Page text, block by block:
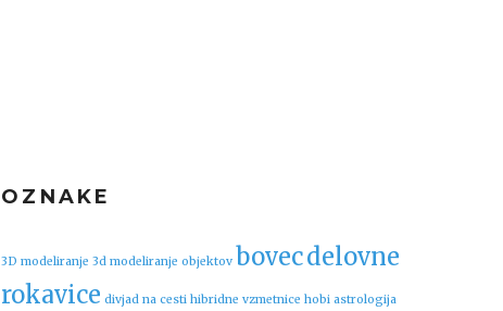
OZNAKE
3D modeliranje 3d modeliranje objektov bovecdelovne
rokavice divjad na cesti hibridne vzmetnice hobi astrologija